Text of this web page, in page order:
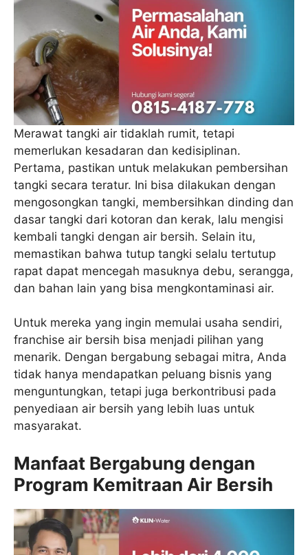
Merawat tangki air tidaklah rumit, tetapi
memerlukan kesadaran dan kedisiplinan.
Pertama, pastikan untuk melakukan pembersihan
tangki secara teratur. Ini bisa dilakukan dengan
mengosongkan tangki, membersihkan dinding dan
dasar tangki dari kotoran dan kerak, lalu mengisi
kembali tangki dengan air bersih. Selain itu,
memastikan bahwa tutup tangki selalu tertutup
rapat dapat mencegah masuknya debu, serangga,
dan bahan lain yang bisa mengkontaminasi air.
Untuk mereka yang ingin memulai usaha sendiri,
franchise air bersih bisa menjadi pilihan yang
menarik. Dengan bergabung sebagai mitra, Anda
tidak hanya mendapatkan peluang bisnis yang
menguntungkan, tetapi juga berkontribusi pada
penyediaan air bersih yang lebih luas untuk
masyarakat.
Manfaat Bergabung dengan
Program Kemitraan Air Bersih